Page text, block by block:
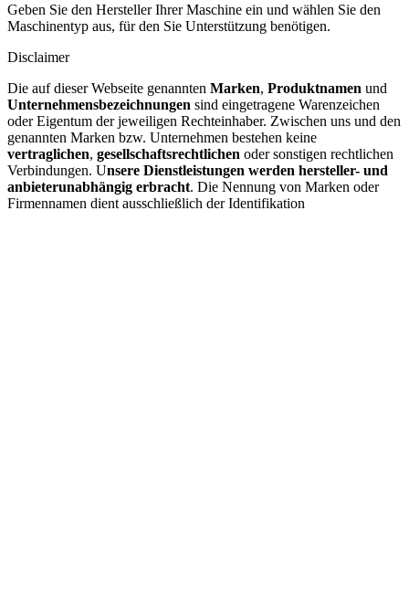
Geben Sie den Hersteller Ihrer Maschine ein und wählen Sie den
Maschinentyp aus, für den Sie Unterstützung benötigen.
Disclaimer
Die auf dieser Webseite genannten Marken, Produktnamen und
Unternehmensbezeichnungen sind eingetragene Warenzeichen
oder Eigentum der jeweiligen Rechteinhaber. Zwischen uns und den
genannten Marken bzw. Unternehmen bestehen keine
vertraglichen, gesellschaftsrechtlichen oder sonstigen rechtlichen
Verbindungen. Unsere Dienstleistungen werden hersteller- und
anbieterunabhängig erbracht. Die Nennung von Marken oder
Firmennamen dient ausschließlich der Identifikation